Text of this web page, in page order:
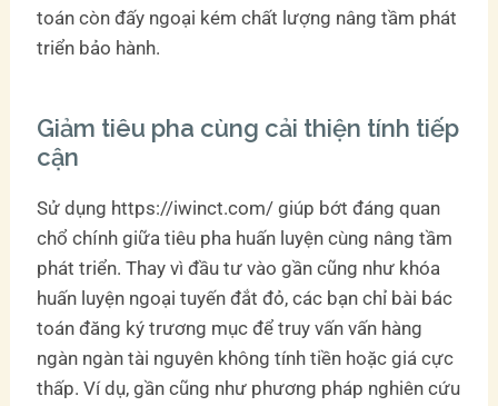
toán còn đấy ngoại kém chất lượng nâng tầm phát
triển bảo hành.
Giảm tiêu pha cùng cải thiện tính tiếp
cận
Sử dụng https://iwinct.com/ giúp bớt đáng quan
chổ chính giữa tiêu pha huấn luyện cùng nâng tầm
phát triển. Thay vì đầu tư vào gần cũng như khóa
huấn luyện ngoại tuyến đắt đỏ, các bạn chỉ bài bác
toán đăng ký trương mục để truy vấn vấn hàng
ngàn ngàn tài nguyên không tính tiền hoặc giá cực
thấp. Ví dụ, gần cũng như phương pháp nghiên cứu